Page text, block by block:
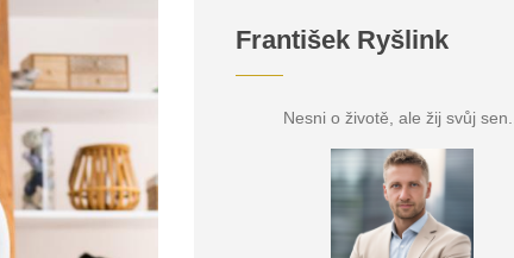
František Ryšlink
Nesni o životě, ale žij svůj sen...